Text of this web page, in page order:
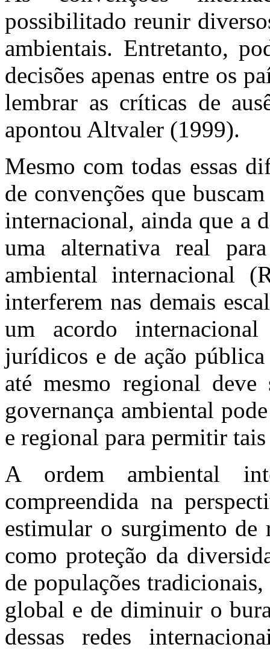
possibilitado reunir
ambientais. Entretanto,
decisões apenas entre os
lembrar as críticas de
apontou Altvaler (1999).
Mesmo com todas essas
de convenções que
internacional, ainda que a
uma alternativa real
ambiental internacional
interferem nas demais
um acordo
jurídicos e de ação
até mesmo regional deve
governança ambiental
e regional para permitir tais
A ordem ambiental
compreendida na
estimular o surgimento de
como proteção da
de populações
global e de diminuir o
dessas redes